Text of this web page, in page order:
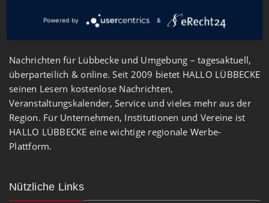
Nachrichten für Lübbecke und Umgebung – tagesaktuell,
überparteilich & online. Seit 2009 bietet HALLO LÜBBECKE
seinen Lesern kostenlose Nachrichten,
Veranstaltungskalender, Service und vieles mehr aus der
Region. Für Unternehmen, Institutionen und Vereine ist
HALLO LÜBBECKE eine wichtige regionale Werbe-
Plattform.
Nützliche Links
Powered by &